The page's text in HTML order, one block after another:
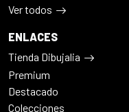
Ver todos
ENLACES
Tienda Dibujalia
Premium
Destacado
Colecciones